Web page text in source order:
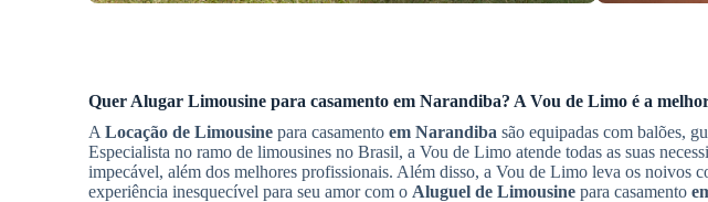
Quer Alugar Limousine para casamento em Narandiba? A Vou de Limo é a
A Locação de Limousine para casamento em Narandiba são equipadas com balões,
Especialista no ramo de limousines no Brasil, a Vou de Limo atende todas as suas
impecável, além dos melhores profissionais. Além disso, a Vou de Limo leva os noivos
experiência inesquecível para seu amor com o Aluguel de Limousine para casamento